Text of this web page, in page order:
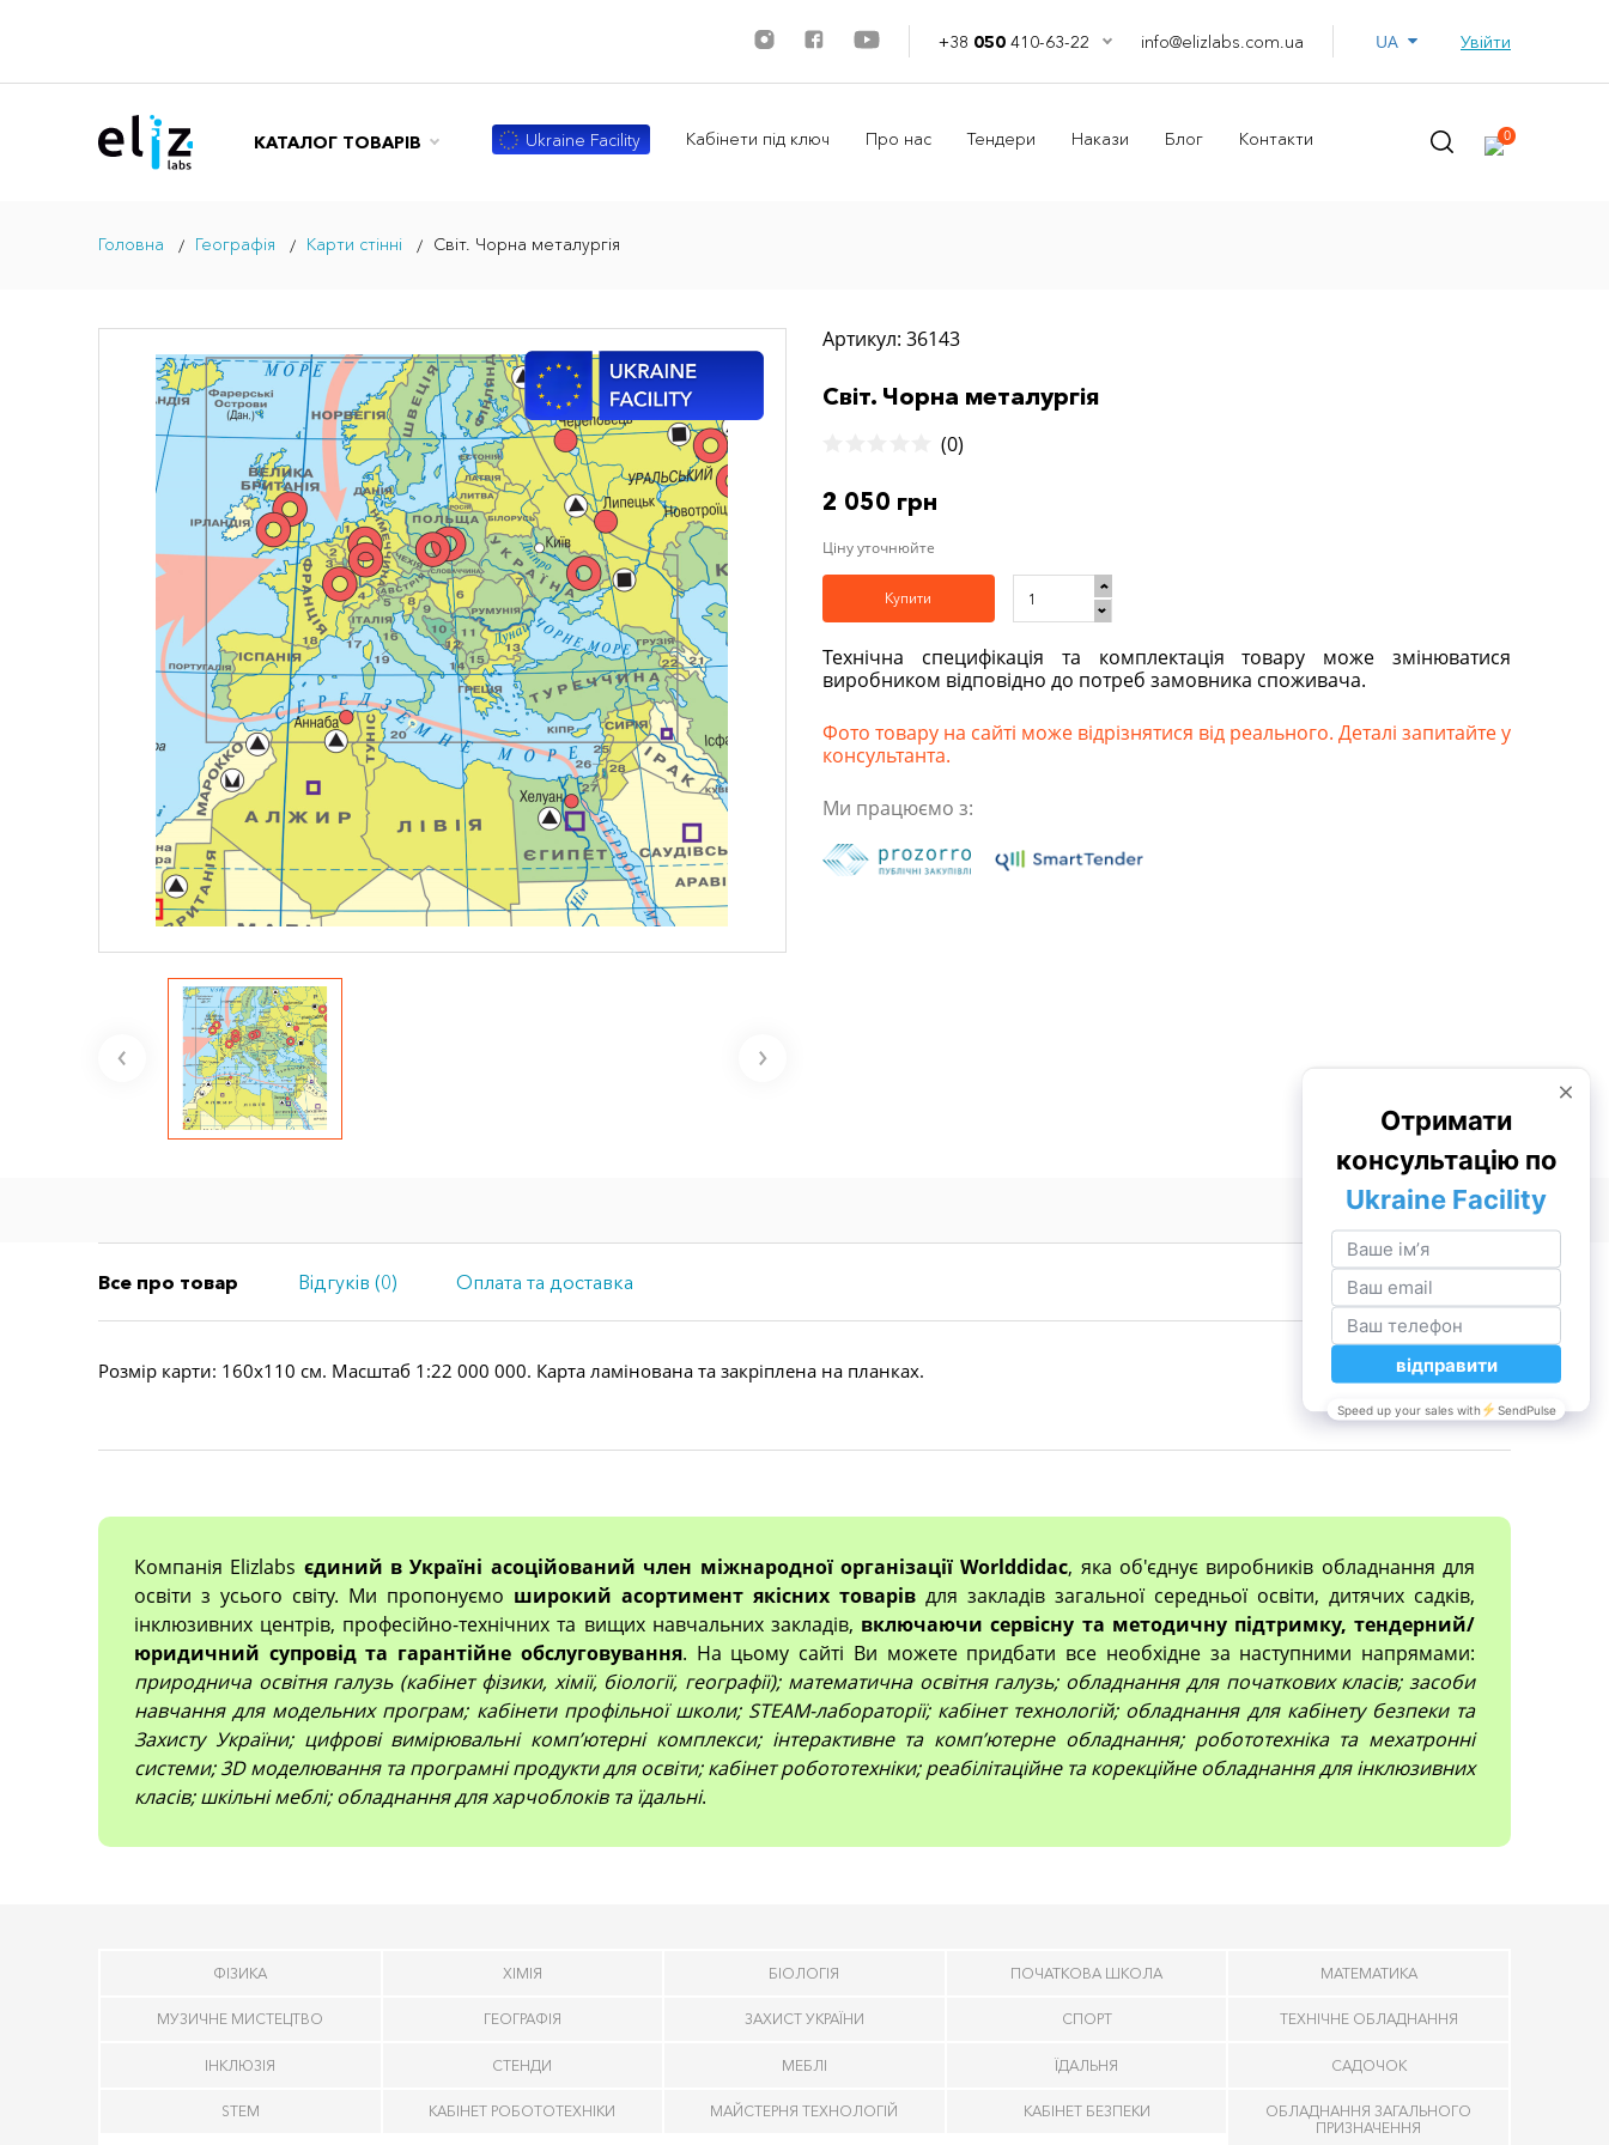
+38 050 410-63-22 info@elizlabs.com.ua Увійти
КАТАЛОГ ТОВАРІВ Ukraine Facility Кабінети під ключ Про нас Тендери Накази Блог Контакти 0
Головна Географія Карти стінні Світ. Чорна металургія
Артикул: 36143
Світ. Чорна металургія
(0)
2 050 грн
Ціну уточнюйте
Купити
Технічна специфікація та комплектація товару може змінюватися
виробником відповідно до потреб замовника споживача.
Фото товару на сайті може відрізнятися від реального. Деталі запитайте у
консультанта.
Ми працюємо з:
Все про товар Відгуків (0) Оплата та доставка
Розмір карти: 160х110 см. Масштаб 1:22 000 000. Карта ламінована та закріплена на планках.
Компанія Elizlabs єдиний в Україні асоційований член міжнародної організації Worlddidac, яка об'єднує виробників обладнання для
освіти з усього світу. Ми пропонуємо широкий асортимент якісних товарів для закладів загальної середньої освіти, дитячих садків,
інклюзивних центрів, професійно-технічних та вищих навчальних закладів, включаючи сервісну та методичну підтримку, тендерний/
юридичний супровід та гарантійне обслуговування. На цьому сайті Ви можете придбати все необхідне за наступними напрямами:
природнича освітня галузь (кабінет фізики, хімії, біології, географії); математична освітня галузь; обладнання для початкових класів; засоби
навчання для модельних програм; кабінети профільної школи; STEAM-лабораторії; кабінет технологій; обладнання для кабінету безпеки та
Захисту України; цифрові вимірювальні компʼютерні комплекси; інтерактивне та комп’ютерне обладнання; робототехніка та мехатронні
системи; 3D моделювання та програмні продукти для освіти; кабінет робототехніки; реабілітаційне та корекційне обладнання для інклюзивних
класів; шкільні меблі; обладнання для харчоблоків та їдальні.
ФІЗИКА ХІМІЯ БІОЛОГІЯ ПОЧАТКОВА ШКОЛА МАТЕМАТИКА
МУЗИЧНЕ МИСТЕЦТВО ГЕОГРАФІЯ ЗАХИСТ УКРАЇНИ СПОРТ ТЕХНІЧНЕ ОБЛАДНАННЯ
ІНКЛЮЗІЯ СТЕНДИ МЕБЛІ ЇДАЛЬНЯ САДОЧОК
STEM КАБІНЕТ РОБОТОТЕХНІКИ МАЙСТЕРНЯ ТЕХНОЛОГІЙ КАБІНЕТ БЕЗПЕКИ
ОБЛАДНАННЯ ЗАГАЛЬНОГО
ПРИЗНАЧЕННЯ